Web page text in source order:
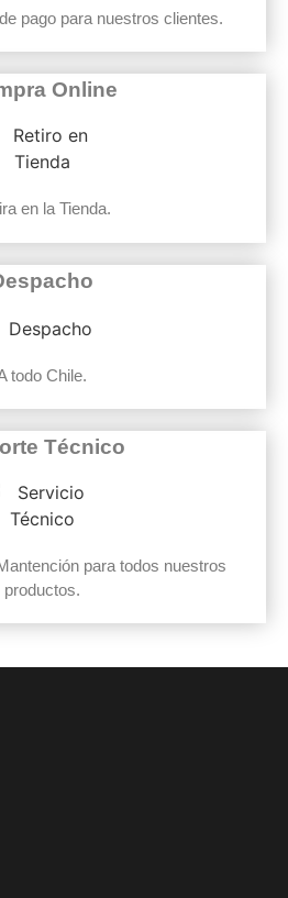
pago para nuestros clientes.
Online
en la Tienda.
todo Chile.
Técnico
para todos nuestros
productos.